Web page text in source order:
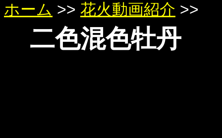
ホーム >> 花火動画紹介 >>
二色混色牡丹